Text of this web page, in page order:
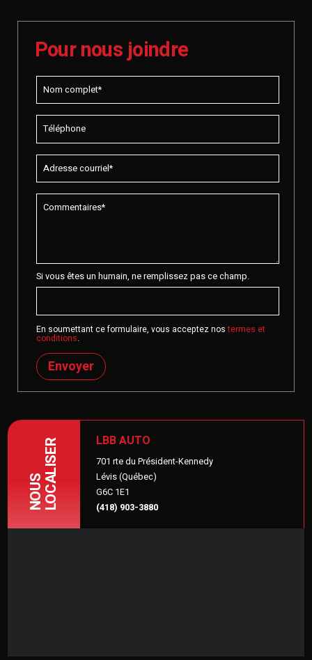
Pour nous joindre
Si vous êtes un humain, ne remplissez pas ce champ.
En soumettant ce formulaire, vous acceptez nostermes et
conditions.
Envoyer
NOUSLOCALISER LBB AUTO
701 rte du Président-Kennedy
Lévis (Québec)
G6C 1E1
(418) 903-3880